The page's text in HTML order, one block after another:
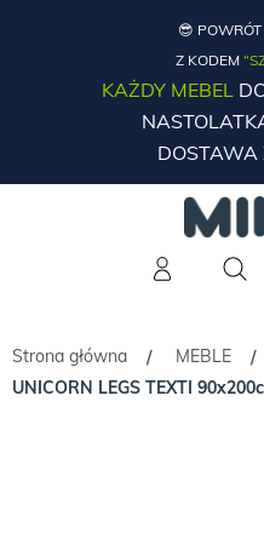
😎
Z KODEM
KAŻDY MEBEL
DOSTAWA
Strona główna / MEBLE /
UNICORN LEGS TEXTI